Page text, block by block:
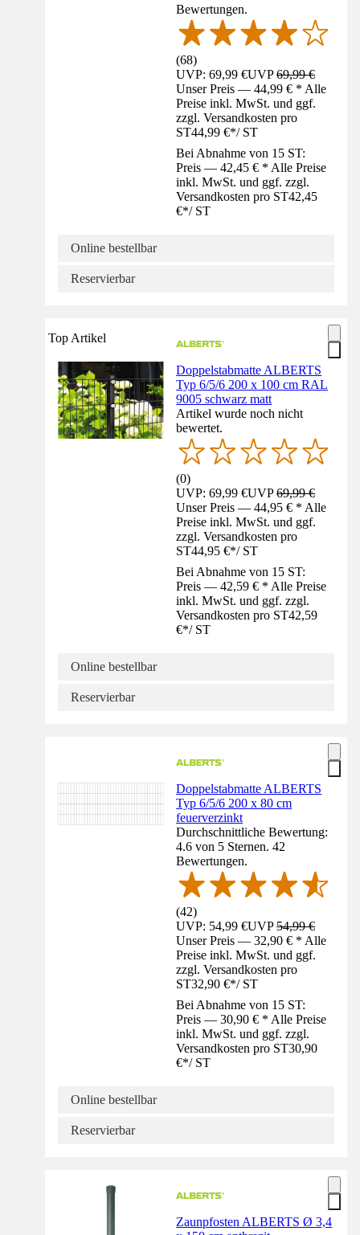
Bewertungen.
(68)
UVP: 69,99 €UVP69,99 €
Unser Preis — 44,99 € * Alle
Preise inkl. MwSt. und ggf.
zzgl. Versandkosten pro
ST44,99 €*/ ST
Bei Abnahme von 15 ST:
Preis — 42,45 € * Alle Preise
inkl. MwSt. und ggf. zzgl.
Versandkosten pro ST42,45
€*/ ST
Online bestellbar
Reservierbar
Top Artikel
Doppelstabmatte ALBERTS
Typ 6/5/6 200 x 100 cm RAL
9005 schwarz matt
Artikel wurde noch nicht
bewertet.
(0)
UVP: 69,99 €UVP69,99 €
Unser Preis — 44,95 € * Alle
Preise inkl. MwSt. und ggf.
zzgl. Versandkosten pro
ST44,95 €*/ ST
Bei Abnahme von 15 ST:
Preis — 42,59 € * Alle Preise
inkl. MwSt. und ggf. zzgl.
Versandkosten pro ST42,59
€*/ ST
Online bestellbar
Reservierbar
Doppelstabmatte ALBERTS
Typ 6/5/6 200 x 80 cm
feuerverzinkt
Durchschnittliche Bewertung:
4.6 von 5 Sternen. 42
Bewertungen.
(42)
UVP: 54,99 €UVP54,99 €
Unser Preis — 32,90 € * Alle
Preise inkl. MwSt. und ggf.
zzgl. Versandkosten pro
ST32,90 €*/ ST
Bei Abnahme von 15 ST:
Preis — 30,90 € * Alle Preise
inkl. MwSt. und ggf. zzgl.
Versandkosten pro ST30,90
€*/ ST
Online bestellbar
Reservierbar
Zaunpfosten ALBERTS Ø 3,4